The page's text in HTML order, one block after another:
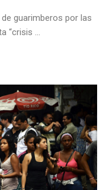
guarimberos por las
“crisis ...